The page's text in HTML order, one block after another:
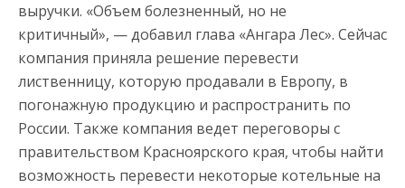
выручки. «Объем болезненный, но не
критичный», — добавил глава «Ангара Лес». Сейчас
компания приняла решение перевести
лиственницу, которую продавали в Европу, в
погонажную продукцию и распространить по
России. Также компания ведет переговоры с
правительством Красноярского края, чтобы найти
возможность перевести некоторые котельные на